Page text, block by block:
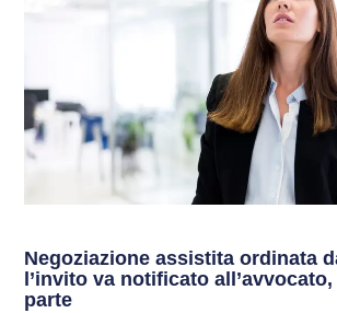
Negoziazione assistita ordinata
l’invito va notificato
parte